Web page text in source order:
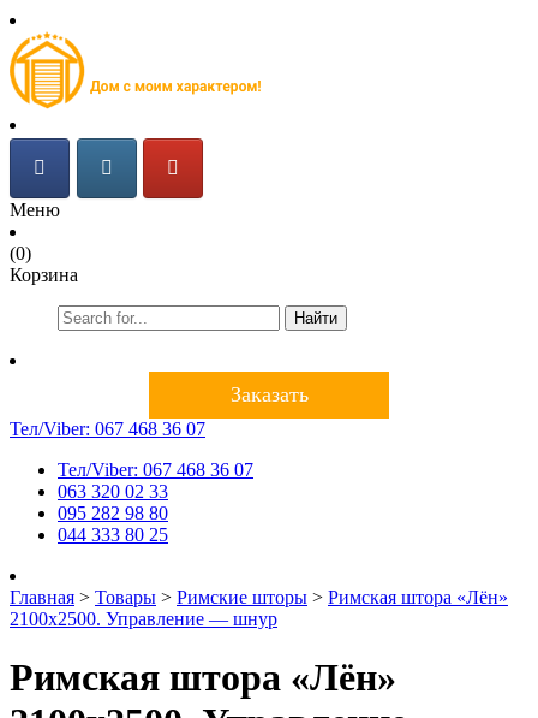
Меню
(0)
Корзина
Найти
Заказать
Тел/Viber: 067 468 36 07
Тел/Viber: 067 468 36 07
063 320 02 33
095 282 98 80
044 333 80 25
Главная > Товары > Римские шторы > Римская штора «Лён»
2100х2500. Управление — шнур
Римская штора «Лён»